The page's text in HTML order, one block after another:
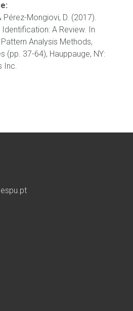
Pérez-Mongiovi, D. (2017).
A Review. In
Analysis Methods,
(pp. 37-64), Hauppauge, NY:
Inc.